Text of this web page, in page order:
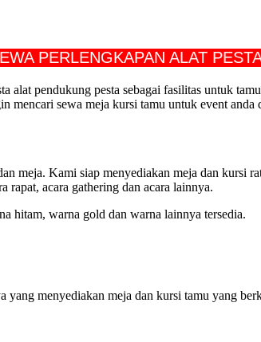
ALAT PESTA CV
alat pendukung pesta sebagai fasilitas untuk
mencari sewa meja kursi tamu untuk event anda
meja. Kami siap menyediakan meja dan kursi
rapat, acara gathering dan acara lainnya.
hitam, warna gold dan warna lainnya tersedia.
menyediakan meja dan kursi tamu yang